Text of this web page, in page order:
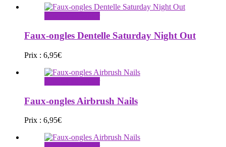
Faux-ongles Dentelle Saturday Night Out
Prix : 6,95€
Faux-ongles Airbrush Nails
Prix : 6,95€